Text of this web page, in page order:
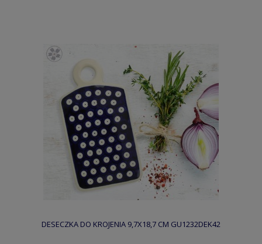
DESECZKA DO KROJENIA 9,7X18,7 CM GU1232DEK42